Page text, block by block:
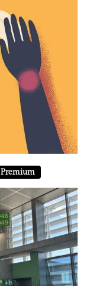
Premium